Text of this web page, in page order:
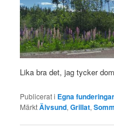
Lika bra det, jag tycker
Publicerat i Egna funderingar
MärktÄlvsund,Grillat,